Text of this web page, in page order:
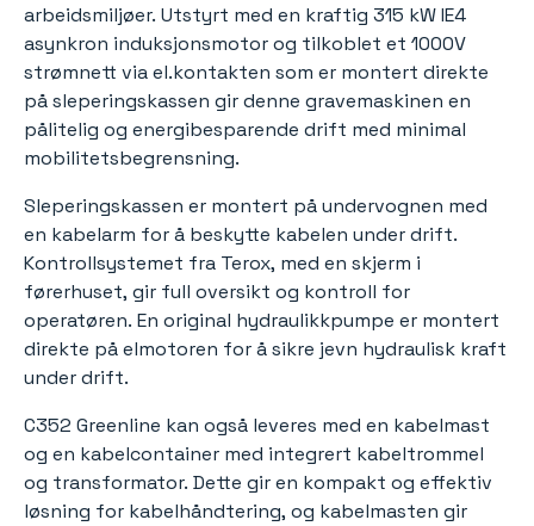
arbeidsmiljøer. Utstyrt med en kraftig 315 kW IE4
asynkron induksjonsmotor og tilkoblet et 1000V
strømnett via el.kontakten som er montert direkte
på sleperingskassen gir denne gravemaskinen en
pålitelig og energibesparende drift med minimal
mobilitetsbegrensning.
Sleperingskassen er montert på undervognen med
en kabelarm for å beskytte kabelen under drift.
Kontrollsystemet fra Terox, med en skjerm i
førerhuset, gir full oversikt og kontroll for
operatøren. En original hydraulikkpumpe er montert
direkte på elmotoren for å sikre jevn hydraulisk kraft
under drift.
C352 Greenline kan også leveres med en kabelmast
og en kabelcontainer med integrert kabeltrommel
og transformator. Dette gir en kompakt og effektiv
løsning for kabelhåndtering, og kabelmasten gir